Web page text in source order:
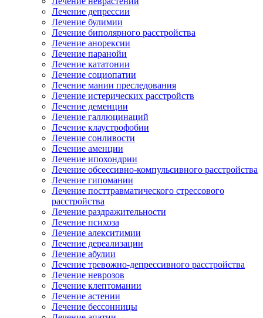
Лечение депрессии
Лечение булимии
Лечение биполярного расстройства
Лечение анорексии
Лечение паранойи
Лечение кататонии
Лечение социопатии
Лечение мании преследования
Лечение истерических расстройств
Лечение деменции
Лечение галлюцинаций
Лечение клаустрофобии
Лечение сонливости
Лечение аменции
Лечение ипохондрии
Лечение обсессивно-компульсивного расстройства
Лечение гипомании
Лечение посттравматического стрессового
расстройства
Лечение раздражительности
Лечение психоза
Лечение алекситимии
Лечение дереализации
Лечение абулии
Лечение тревожно-депрессивного расстройства
Лечение неврозов
Лечение клептомании
Лечение астении
Лечение бессонницы